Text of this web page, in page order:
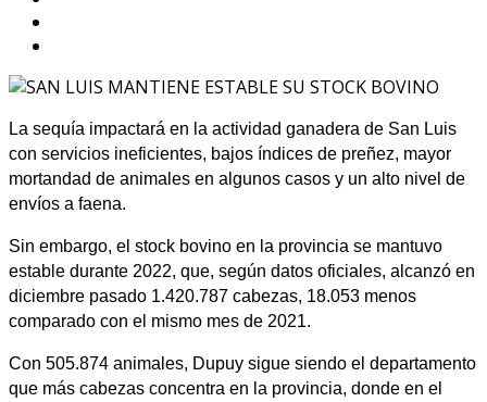
La sequía impactará en la actividad ganadera de San Luis
con servicios ineficientes, bajos índices de preñez, mayor
mortandad de animales en algunos casos y un alto nivel de
envíos a faena.
Sin embargo, el stock bovino en la provincia se mantuvo
estable durante 2022, que, según datos oficiales, alcanzó en
diciembre pasado 1.420.787 cabezas, 18.053 menos
comparado con el mismo mes de 2021.
Con 505.874 animales, Dupuy sigue siendo el departamento
que más cabezas concentra en la provincia, donde en el